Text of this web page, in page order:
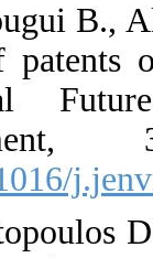
B.,
patents